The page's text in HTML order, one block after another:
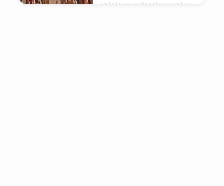
synthétisons les éléments essentiels de